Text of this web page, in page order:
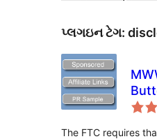
પ્લગઇન ટેગ:
The FTC requires